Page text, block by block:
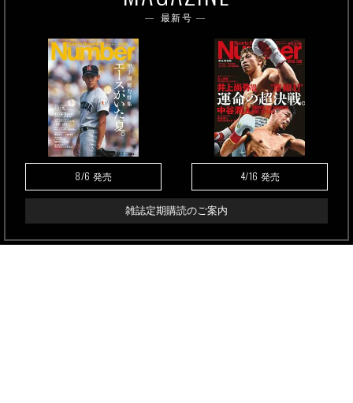
最新号
8/6 発売 4/16 発売
雑誌定期購読のご案内